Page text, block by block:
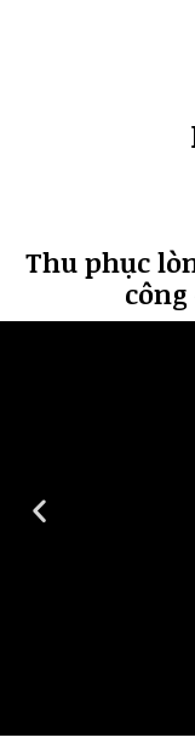
Thu phục